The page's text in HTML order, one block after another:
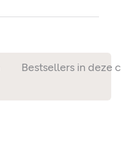
Bestsellers in deze